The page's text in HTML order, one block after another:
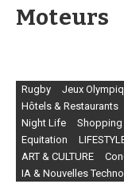
Moteurs
Rugby Jeux
Hôtels & Restaurants
Night Life
Shopping
Equitation
ART & CULTURE
IA & Nouvelles